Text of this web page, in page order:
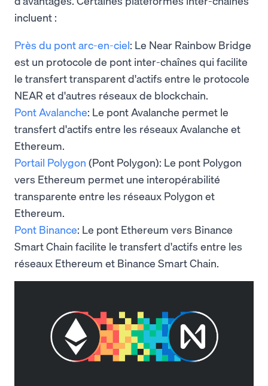
incluent :
Près du pont arc-en-ciel: Le Near Rainbow Bridge
est un protocole de pont inter-chaînes qui facilite
le transfert transparent d'actifs entre le protocole
NEAR et d'autres réseaux de blockchain.
Pont Avalanche: Le pont Avalanche permet le
transfert d'actifs entre les réseaux Avalanche et
Ethereum.
Portail Polygon (Pont Polygon): Le pont Polygon
vers Ethereum permet une interopérabilité
transparente entre les réseaux Polygon et
Ethereum.
Pont Binance: Le pont Ethereum vers Binance
Smart Chain facilite le transfert d'actifs entre les
réseaux Ethereum et Binance Smart Chain.